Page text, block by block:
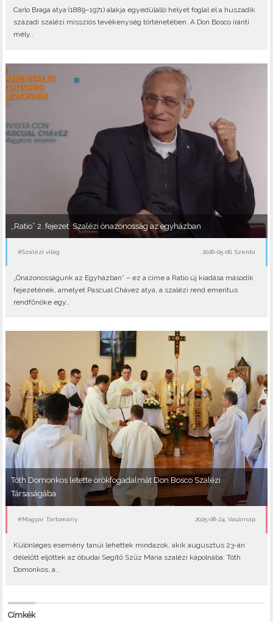
Carlo Braga atya (1889–1971) alakja egyedülálló helyet foglal el a huszadik
századi szalézi missziós tevékenység történetében. A Don Bosco iránti
mély..
„Ratio” 2. fejezet: Szalézi önazonosság az egyházban
#Szalézi világ 2026-05-06, Szerda
„Önazonosságunk az Egyházban” – ez a címe a Ratio új kiadása második
fejezetének, amelyet Pascual Chávez atya, a szalézi rend emeritus
rendfőnöke egy..
Tóth Domonkos letette örökfogadalmát Don Bosco Szalézi
Társaságába
#Magyar Tartomány 2025-08-24, Vasárnap
Különleges esemény tanúi lehettek mindazok, akik augusztus 23-án
délelőtt eljöttek az óbudai Segítő Szűz Mária szalézi kápolnába: Tóth
Domonkos, a..
Címkék